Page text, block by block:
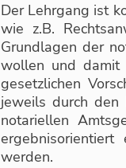
Der Lehrgang ist
wie z.B.
Grundlagen der
wollen und damit
gesetzlichen
jeweils durch den
notariellen
werden.